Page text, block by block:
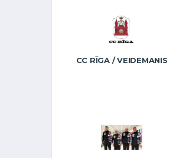
CC RĪGA / VEIDEMANIS